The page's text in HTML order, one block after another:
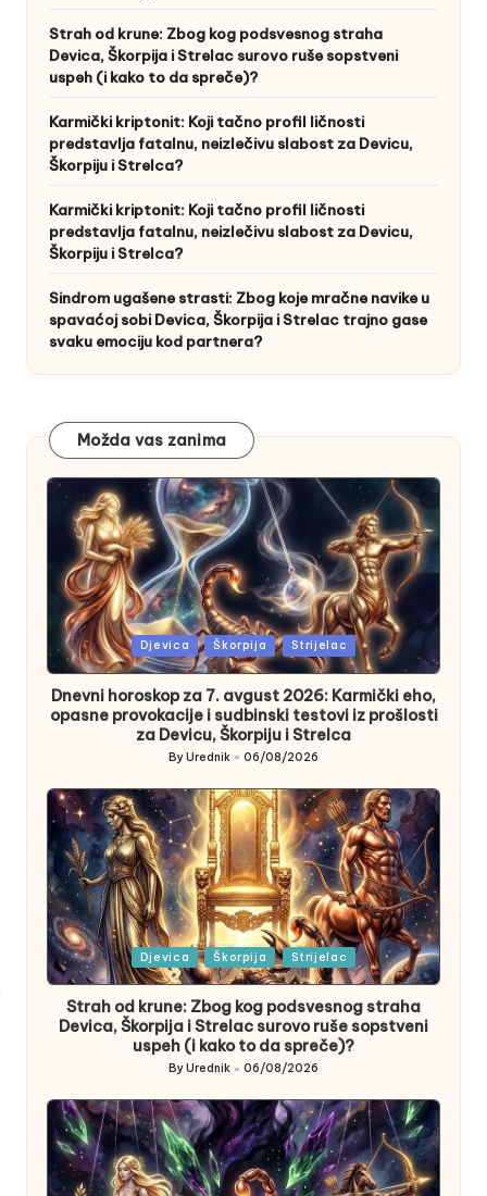
Strah od krune: Zbog kog podsvesnog straha
Devica, Škorpija i Strelac surovo ruše sopstveni
uspeh (i kako to da spreče)?
Karmički kriptonit: Koji tačno profil ličnosti
predstavlja fatalnu, neizlečivu slabost za Devicu,
Škorpiju i Strelca?
Karmički kriptonit: Koji tačno profil ličnosti
predstavlja fatalnu, neizlečivu slabost za Devicu,
Škorpiju i Strelca?
Sindrom ugašene strasti: Zbog koje mračne navike u
spavaćoj sobi Devica, Škorpija i Strelac trajno gase
svaku emociju kod partnera?
Možda vas zanima
Posted
in
Djevica Škorpija Strijelac
Dnevni horoskop za 7. avgust 2026: Karmički eho,
opasne provokacije i sudbinski testovi iz prošlosti
za Devicu, Škorpiju i Strelca
Posted
ByUrednik 06/08/2026
Posted
in
Djevica Škorpija Strijelac
Strah od krune: Zbog kog podsvesnog straha
Devica, Škorpija i Strelac surovo ruše sopstveni
uspeh (i kako to da spreče)?
Posted
by
ByUrednik 06/08/2026